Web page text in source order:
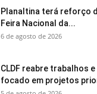
Planaltina terá reforço
Feira Nacional da...
6 de agosto de 2026
CLDF reabre trabalhos
focado em projetos